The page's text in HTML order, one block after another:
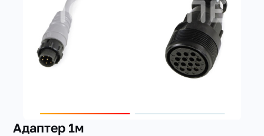
заказать звонок
Адаптер 1м